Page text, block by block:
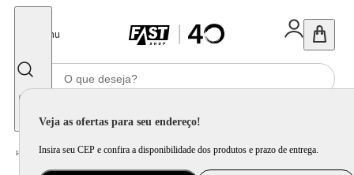
Menu
Veja as ofertas para seu endereço!
Insira seu CEP e confira a disponibilidade dos produtos e prazo de entrega.
Home Brinquedo e Colecionável / Para Colecionar